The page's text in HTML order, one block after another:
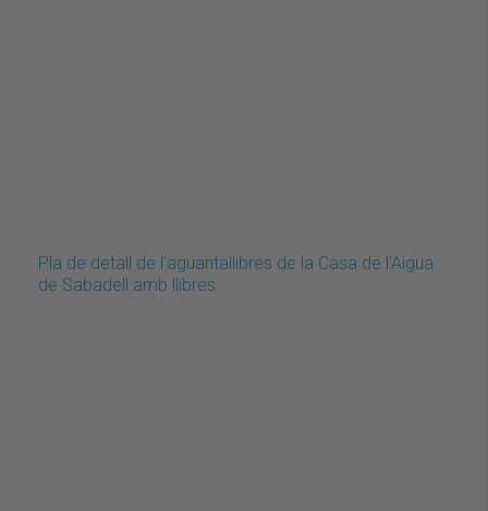
Pla de detall de l'aguantallibres de la Casa de l'Aigua
de Sabadell amb llibres